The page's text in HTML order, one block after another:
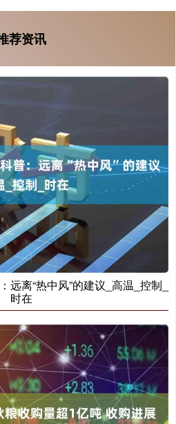
荐资讯
离“热中风”的建议_高温_控制_
时在